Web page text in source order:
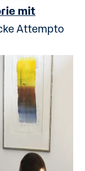
mit
Attempto